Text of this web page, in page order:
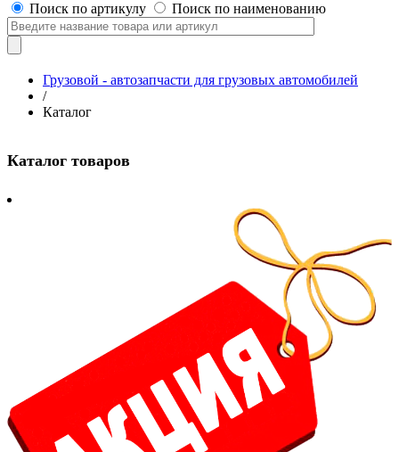
Поиск по артикулу
Поиск по наименованию
Грузовой - автозапчасти для грузовых автомобилей
/
Каталог
Каталог товаров